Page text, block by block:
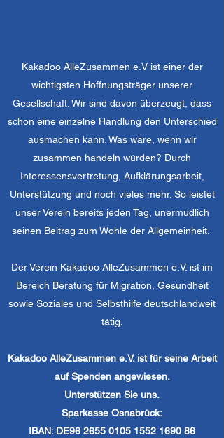
Kakadoo AlleZusammen e.V ist einer der
wichtigsten Hoffnungsträger unserer
Gesellschaft. Wir sind davon überzeugt, dass
schon eine einzelne Handlung den Unterschied
ausmachen kann. Was wäre, wenn wir
zusammen handeln würden? Durch
Interessensvertretung, Aufklärungsarbeit,
Unterstützung und noch vieles mehr. So leistet
unser Verein bereits jeden Tag, unermüdlich
seinen Beitrag zum Wohle der Allgemeinheit.
Der Verein Kakadoo AlleZusammen e.V. ist im
Bereich Beratung für Migration, Gesundheit
sowie Soziales und Selbsthilfe deutschlandweit
tätig.
Kakadoo AlleZusammen e.V. ist für seine Arbeit
auf Spenden angewiesen.
Unterstützen Sie uns.
Sparkasse Osnabrück:
IBAN: DE96 2655 0105 1552 1690 86